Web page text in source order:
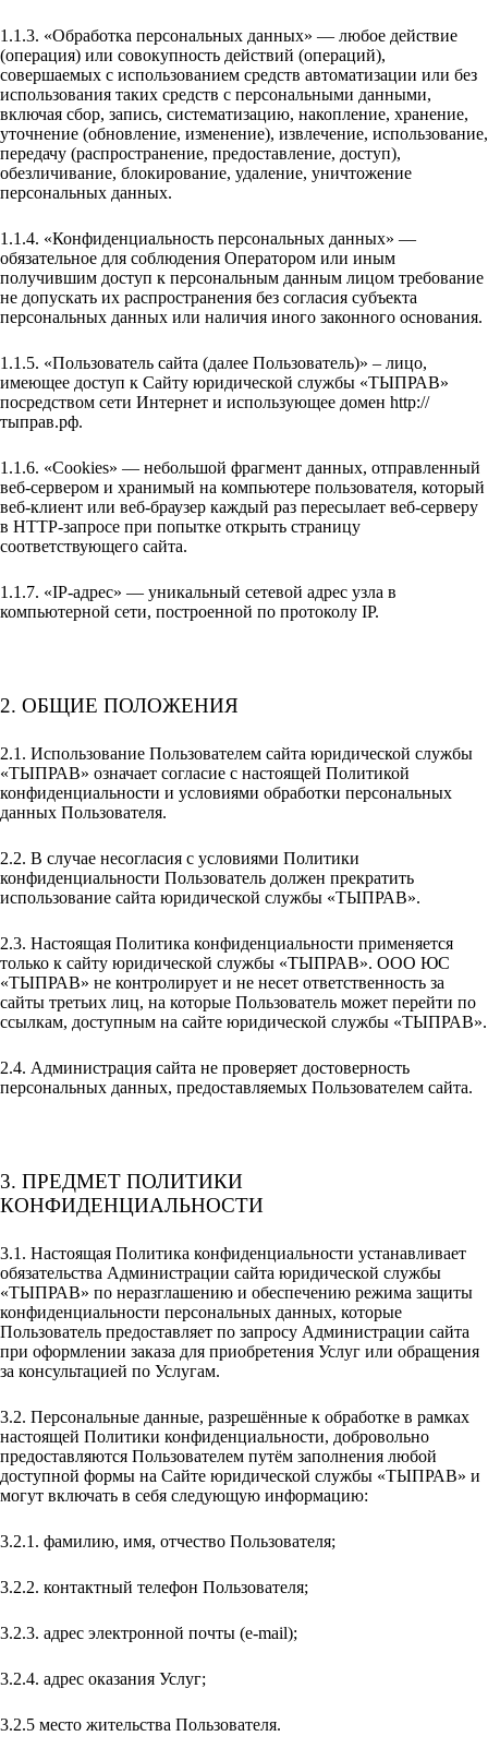
1.1.3. «Обработка персональных данных» — любое действие
(операция) или совокупность действий (операций),
совершаемых с использованием средств автоматизации или без
использования таких средств с персональными данными,
включая сбор, запись, систематизацию, накопление, хранение,
уточнение (обновление, изменение), извлечение, использование,
передачу (распространение, предоставление, доступ),
обезличивание, блокирование, удаление, уничтожение
персональных данных.
1.1.4. «Конфиденциальность персональных данных» —
обязательное для соблюдения Оператором или иным
получившим доступ к персональным данным лицом требование
не допускать их распространения без согласия субъекта
персональных данных или наличия иного законного основания.
1.1.5. «Пользователь сайта (далее Пользователь)» – лицо,
имеющее доступ к Сайту юридической службы «ТЫПРАВ»
посредством сети Интернет и использующее домен http://
тыправ.рф.
1.1.6. «Cookies» — небольшой фрагмент данных, отправленный
веб-сервером и хранимый на компьютере пользователя, который
веб-клиент или веб-браузер каждый раз пересылает веб-серверу
в HTTP-запросе при попытке открыть страницу
соответствующего сайта.
1.1.7. «IP-адрес» — уникальный сетевой адрес узла в
компьютерной сети, построенной по протоколу IP.
2. ОБЩИЕ ПОЛОЖЕНИЯ
2.1. Использование Пользователем сайта юридической службы
«ТЫПРАВ» означает согласие с настоящей Политикой
конфиденциальности и условиями обработки персональных
данных Пользователя.
2.2. В случае несогласия с условиями Политики
конфиденциальности Пользователь должен прекратить
использование сайта юридической службы «ТЫПРАВ».
2.3. Настоящая Политика конфиденциальности применяется
только к сайту юридической службы «ТЫПРАВ». ООО ЮС
«ТЫПРАВ» не контролирует и не несет ответственность за
сайты третьих лиц, на которые Пользователь может перейти по
ссылкам, доступным на сайте юридической службы «ТЫПРАВ».
2.4. Администрация сайта не проверяет достоверность
персональных данных, предоставляемых Пользователем сайта.
3. ПРЕДМЕТ ПОЛИТИКИ
КОНФИДЕНЦИАЛЬНОСТИ
3.1. Настоящая Политика конфиденциальности устанавливает
обязательства Администрации сайта юридической службы
«ТЫПРАВ» по неразглашению и обеспечению режима защиты
конфиденциальности персональных данных, которые
Пользователь предоставляет по запросу Администрации сайта
при оформлении заказа для приобретения Услуг или обращения
за консультацией по Услугам.
3.2. Персональные данные, разрешённые к обработке в рамках
настоящей Политики конфиденциальности, добровольно
предоставляются Пользователем путём заполнения любой
доступной формы на Сайте юридической службы «ТЫПРАВ» и
могут включать в себя следующую информацию:
3.2.1. фамилию, имя, отчество Пользователя;
3.2.2. контактный телефон Пользователя;
3.2.3. адрес электронной почты (e-mail);
3.2.4. адрес оказания Услуг;
3.2.5 место жительства Пользователя.